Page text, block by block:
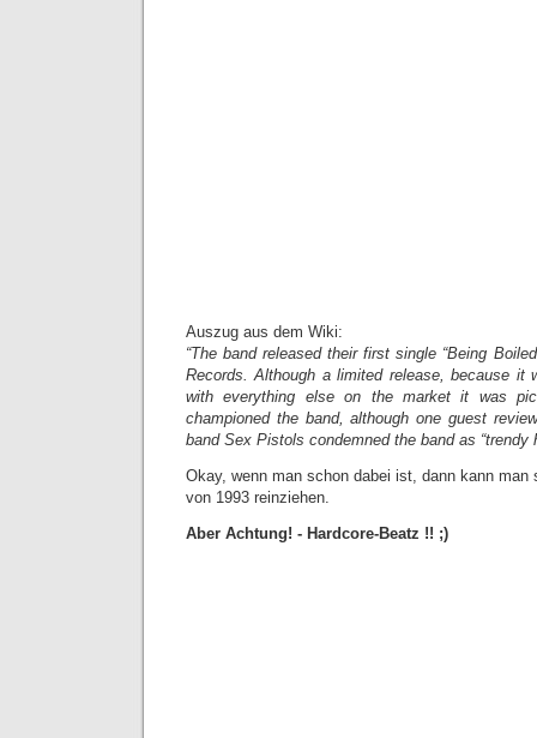
Auszug aus dem Wiki:
“The band released their first single “Being
Records. Although a limited release, because it
with everything else on the market it was
championed the band, although one guest
band Sex Pistols condemned the band as “trendy
Okay, wenn man schon dabei ist, dann kann man
von 1993 reinziehen.
Aber Achtung! - Hardcore-Beatz !! ;)